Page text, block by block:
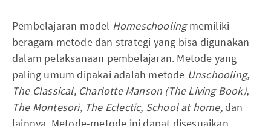
Pembelajaran model Homeschoolingmemiliki
beragam metode dan strategi yang bisa digunakan
dalam pelaksanaan pembelajaran. Metode yang
paling umum dipakai adalah metode Unschooling,
The Classical, Charlotte Manson (The Living Book),
The Montesori, The Eclectic, School at home,dan